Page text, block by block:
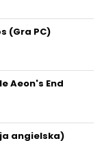
(Gra PC)
Aeon's End
angielska)